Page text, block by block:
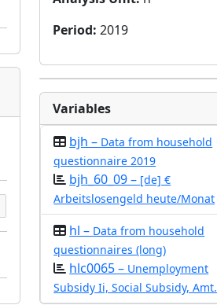
Period:2019
Variables
bjh – Data from household
questionnaire 2019
bjh_60_09 – [de] €
Arbeitslosengeld heute/Monat
hl – Data from household
questionnaires (long)
hlc0065 – Unemployment
Subsidy Ii, Social Subsidy, Amt.